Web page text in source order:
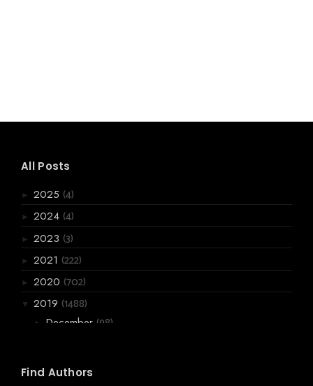
All Posts
► 2025 (4)
► 2024 (4)
► 2023 (3)
► 2021 (222)
► 2020 (702)
▼ 2019 (1488)
► December (98)
► October(178)
Find Authors